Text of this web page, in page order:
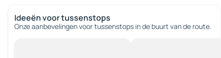
Ideeën voor tussenstops
Onze aanbevelingen voor tussenstops in de buurt van de route.